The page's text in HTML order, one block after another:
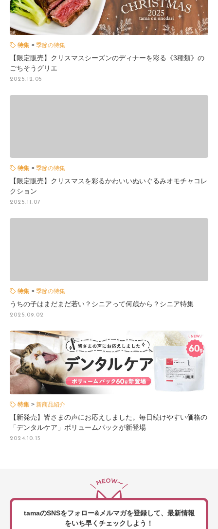
特集 季節の特集
【限定販売】クリスマスシーズンのディナーを彩る《3種類》の
ごちそうグリエ
2025.12.05
特集 季節の特集
【限定販売】クリスマスを彩るかわいいぬいぐるみオモチャコレ
クション
2025.11.07
特集 季節の特集
うちの子はまだまだ若い？シニアって何歳から？シニア特集
2025.09.02
特集 新商品紹介
【新発売】皆さまの声にお応えしました。毎日続けやすい価格の
「デンタルケア」ボリュームパックが新登場
2024.10.15
tamaのSNSをフォロー&メルマガを登録して、 最新情報
をいち早くチェックしよう！